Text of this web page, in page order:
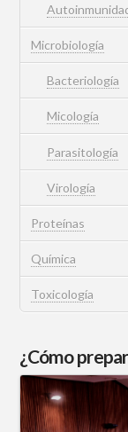
Microbiología
Bacteriología
Micología
Parasitología
Virología
Proteínas
Química
Toxicología
¿Cómo